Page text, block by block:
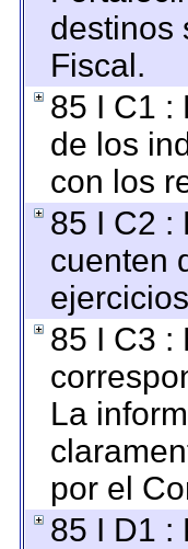
destinos
Fiscal.
85 I C1 :
de los
con los
85 I C2 :
cuenten
85 I C3 :
La
por el
85 I D1 :